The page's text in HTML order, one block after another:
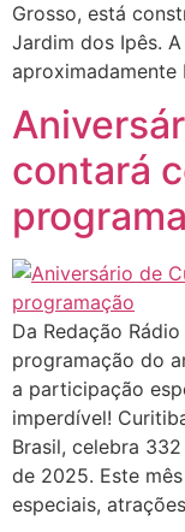
Grosso, está
Jardim dos Ipês.
aproximadamente
contará
Da Redação
programação do
a participação
imperdível!
Brasil, celebra
de 2025. Este
especiais,